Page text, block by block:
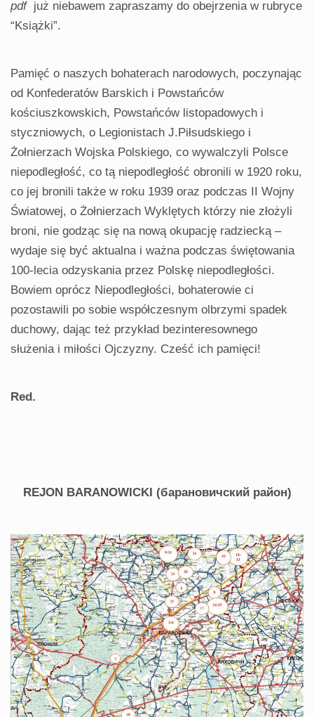
pdf już niebawem zapraszamy do obejrzenia w rubryce
“Książki”.
Pamięć o naszych bohaterach narodowych, poczynając
od Konfederatów Barskich i Powstańców
kościuszkowskich, Powstańców listopadowych i
styczniowych, o Legionistach J.Piłsudskiego i
Żołnierzach Wojska Polskiego, co wywalczyli Polsce
niepodległość, co tą niepodległość obronili w 1920 roku,
co jej bronili także w roku 1939 oraz podczas II Wojny
Światowej, o Żołnierzach Wyklętych którzy nie złożyli
broni, nie godząc się na nową okupację radziecką –
wydaje się być aktualna i ważna podczas świętowania
100-lecia odzyskania przez Polskę niepodległości.
Bowiem oprócz Niepodległości, bohaterowie ci
pozostawili po sobie współczesnym olbrzymi spadek
duchowy, dając też przykład bezinteresownego
służenia i miłości Ojczyzny. Cześć ich pamięci!
Red.
REJON BARANOWICKI (барановичский район)